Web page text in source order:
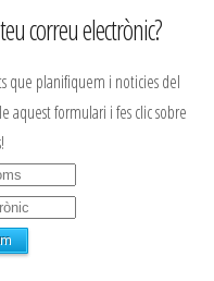
correu electrònic?
que planifiquem i noticies del
aquest formulari i fes clic sobre